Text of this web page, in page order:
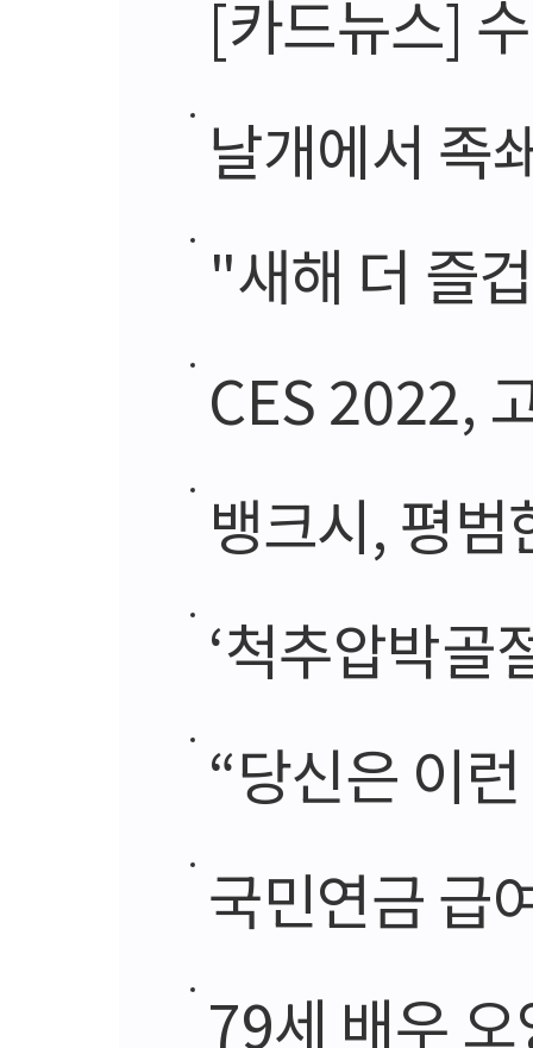
[카드뉴스]
날개에서 족
"새해 더 즐
CES 2022,
뱅크시, 평
‘척추압박골
“당신은 이
국민연금 급
79세 배우 오